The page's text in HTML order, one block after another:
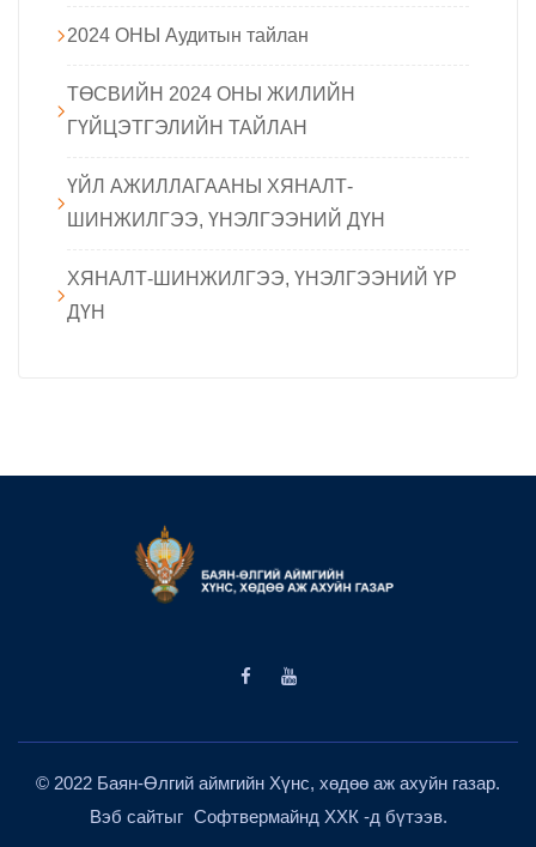
2024 ОНЫ Аудитын тайлан
ТӨСВИЙН 2024 ОНЫ ЖИЛИЙН
ГҮЙЦЭТГЭЛИЙН ТАЙЛАН
ҮЙЛ АЖИЛЛАГААНЫ ХЯНАЛТ-
ШИНЖИЛГЭЭ, ҮНЭЛГЭЭНИЙ ДҮН
ХЯНАЛТ-ШИНЖИЛГЭЭ, ҮНЭЛГЭЭНИЙ ҮР
ДҮН
© 2022 Баян-Өлгий аймгийн Хүнс, хөдөө аж ахуйн газар.
Вэб сайтыг Софтвермайнд ХХК -д бүтээв.